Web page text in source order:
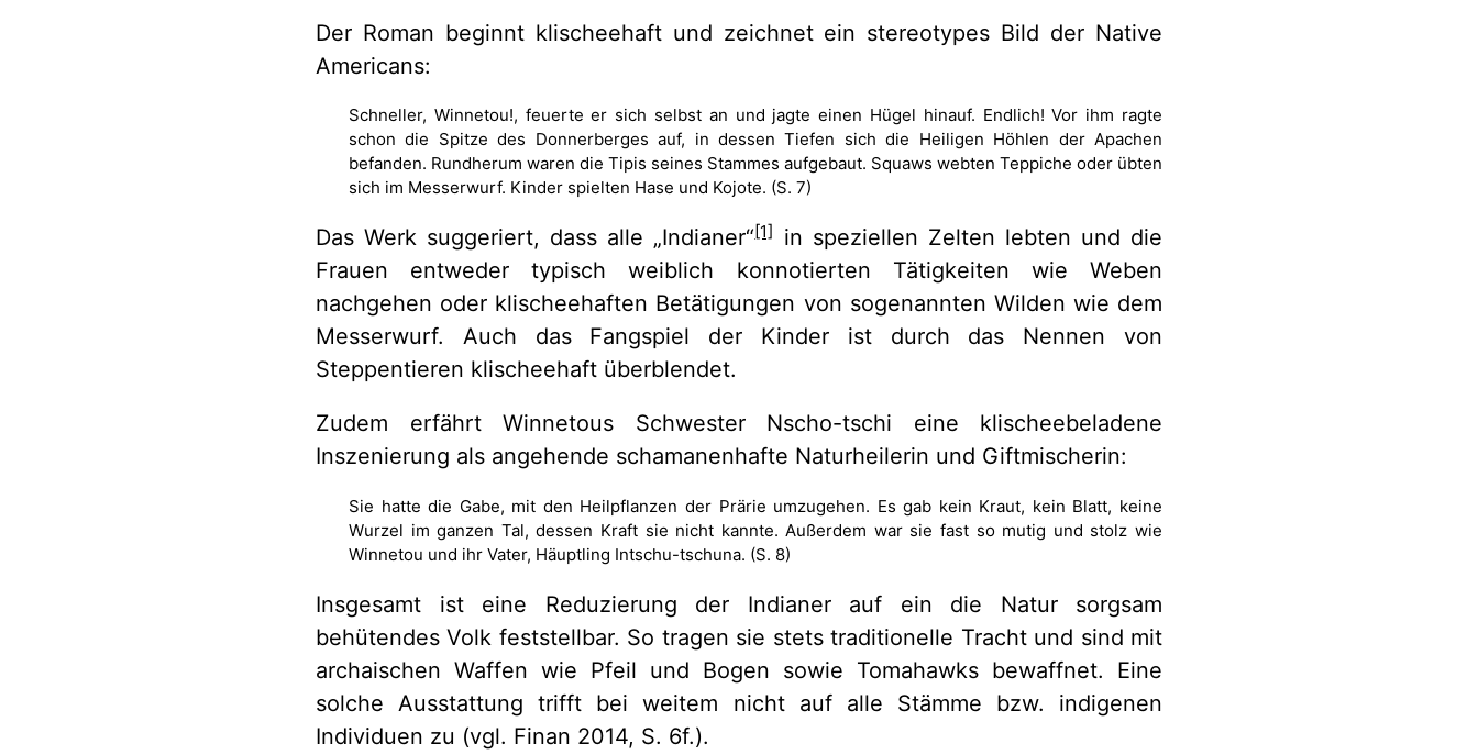
Der Roman beginnt klischeehaft und zeichnet ein stereotypes Bild der Native
Americans:
Schneller, Winnetou!, feuerte er sich selbst an und jagte einen Hügel hinauf. Endlich! Vor ihm ragte
schon die Spitze des Donnerberges auf, in dessen Tiefen sich die Heiligen Höhlen der Apachen
befanden. Rundherum waren die Tipis seines Stammes aufgebaut. Squaws webten Teppiche oder übten
sich im Messerwurf. Kinder spielten Hase und Kojote. (S. 7)
Das Werk suggeriert, dass alle „Indianer“[1]
in speziellen Zelten lebten und die
Frauen entweder typisch weiblich konnotierten Tätigkeiten wie Weben
nachgehen oder klischeehaften Betätigungen von sogenannten Wilden wie dem
Messerwurf. Auch das Fangspiel der Kinder ist durch das Nennen von
Steppentieren klischeehaft überblendet.
Zudem erfährt Winnetous Schwester Nscho-tschi eine klischeebeladene
Inszenierung als angehende schamanenhafte Naturheilerin und Giftmischerin:
Sie hatte die Gabe, mit den Heilpflanzen der Prärie umzugehen. Es gab kein Kraut, kein Blatt, keine
Wurzel im ganzen Tal, dessen Kraft sie nicht kannte. Außerdem war sie fast so mutig und stolz wie
Winnetou und ihr Vater, Häuptling Intschu-tschuna. (S. 8)
Insgesamt ist eine Reduzierung der Indianer auf ein die Natur sorgsam
behütendes Volk feststellbar. So tragen sie stets traditionelle Tracht und sind mit
archaischen Waffen wie Pfeil und Bogen sowie Tomahawks bewaffnet. Eine
solche Ausstattung trifft bei weitem nicht auf alle Stämme bzw. indigenen
Individuen zu (vgl. Finan 2014, S. 6f.).